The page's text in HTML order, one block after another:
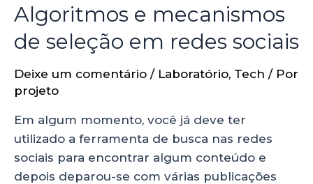
Algoritmos e mecanismos
de seleção em redes sociais
Deixe um comentário / Laboratório, Tech / Por
projeto
Em algum momento, você já deve ter
utilizado a ferramenta de busca nas redes
sociais para encontrar algum conteúdo e
depois deparou-se com várias publicações